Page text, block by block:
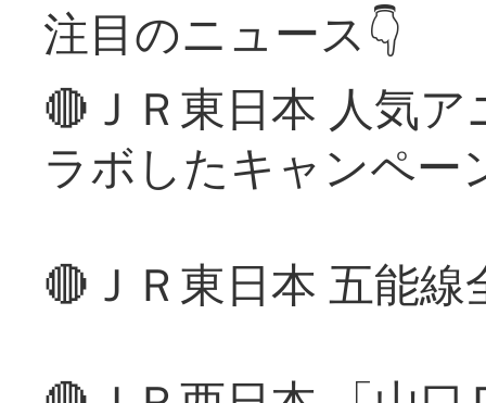
注目のニュース👇
🔴ＪＲ東日本 人気
ラボしたキャンペー
🔴ＪＲ東日本 五能